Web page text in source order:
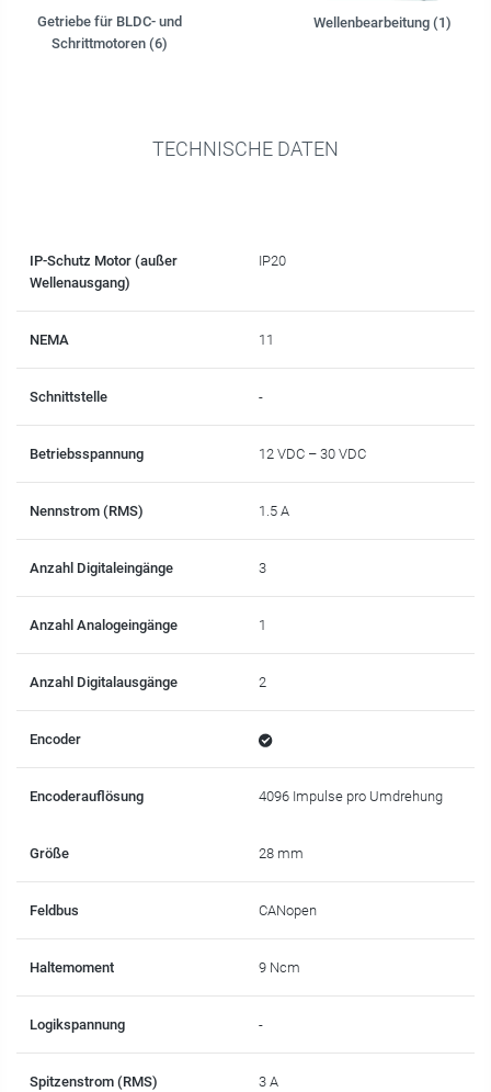
Getriebe für BLDC- und
Schrittmotoren (6)
Wellenbearbeitung (1)
TECHNISCHE DATEN
IP-Schutz Motor (außer
Wellenausgang)
IP20
NEMA 11
Schnittstelle -
Betriebsspannung 12 VDC – 30 VDC
Nennstrom (RMS) 1.5 A
Anzahl Digitaleingänge 3
Anzahl Analogeingänge 1
Anzahl Digitalausgänge 2
Encoder
Encoderauflösung 4096 Impulse pro Umdrehung
Größe 28 mm
Feldbus CANopen
Haltemoment 9 Ncm
Logikspannung -
Spitzenstrom (RMS) 3 A